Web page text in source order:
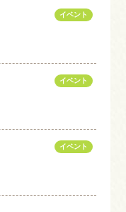
イベント
イベント
イベント